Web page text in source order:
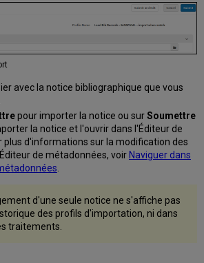
avec la notice bibliographique que vous
pour importer la notice ou surSoumettre
la notice et l'ouvrir dans l'Éditeur de
plus d'informations sur la modification des
de métadonnées, voir Naviguer dans
.
d'une seule notice ne s'affiche pas
des profils d'importation, ni dans
traitements.